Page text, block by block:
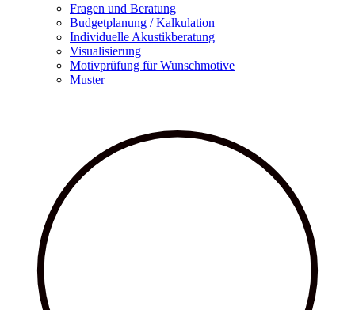
Fragen und Beratung
Budgetplanung / Kalkulation
Individuelle Akustikberatung
Visualisierung
Motivprüfung für Wunschmotive
Muster